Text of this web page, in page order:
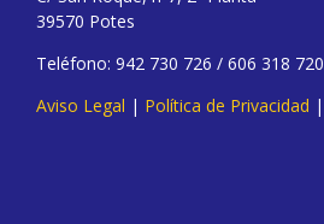
39570 Potes
Teléfono: 942 730 726 / 606 318 720
Aviso Legal | Política de Privacidad |